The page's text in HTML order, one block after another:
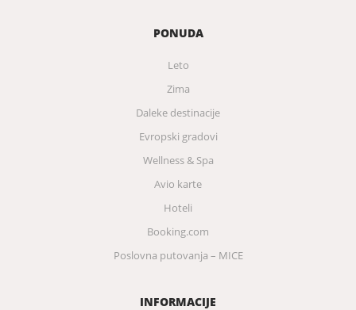
PONUDA
Leto
Zima
Daleke destinacije
Evropski gradovi
Wellness & Spa
Avio karte
Hoteli
Booking.com
Poslovna putovanja – MICE
INFORMACIJE